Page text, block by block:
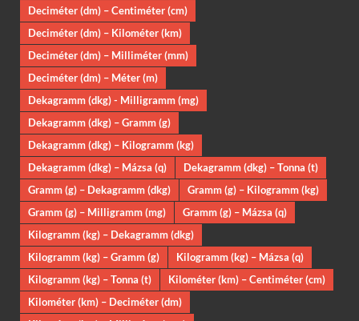
Deciméter (dm) – Centiméter (cm)
Deciméter (dm) – Kilométer (km)
Deciméter (dm) – Milliméter (mm)
Deciméter (dm) – Méter (m)
Dekagramm (dkg) - Milligramm (mg)
Dekagramm (dkg) – Gramm (g)
Dekagramm (dkg) – Kilogramm (kg)
Dekagramm (dkg) – Mázsa (q)
Dekagramm (dkg) – Tonna (t)
Gramm (g) – Dekagramm (dkg)
Gramm (g) – Kilogramm (kg)
Gramm (g) – Milligramm (mg)
Gramm (g) – Mázsa (q)
Kilogramm (kg) – Dekagramm (dkg)
Kilogramm (kg) – Gramm (g)
Kilogramm (kg) – Mázsa (q)
Kilogramm (kg) – Tonna (t)
Kilométer (km) – Centiméter (cm)
Kilométer (km) – Deciméter (dm)